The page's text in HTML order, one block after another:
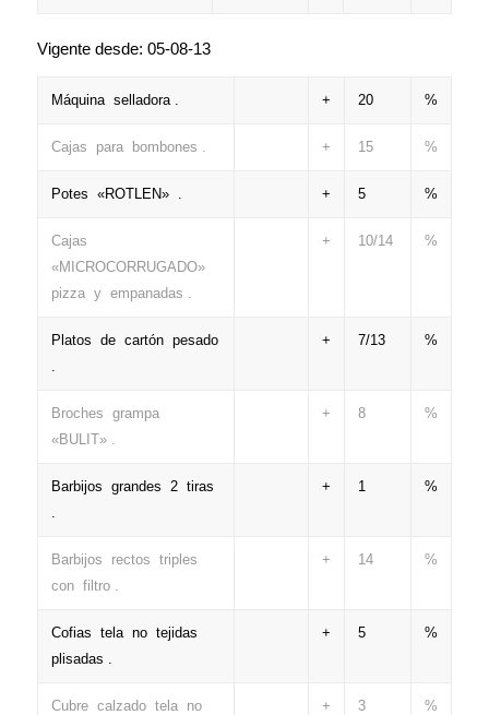
Vigente desde: 05-08-13
Máquina selladora . + 20 %
Cajas para bombones . + 15 %
Potes «ROTLEN» . + 5 %
Cajas
«MICROCORRUGADO»
pizza y empanadas .
+ 10/14 %
Platos de cartón pesado
.
+ 7/13 %
Broches grampa
«BULIT» .
+ 8 %
Barbijos grandes 2 tiras
.
+ 1 %
Barbijos rectos triples
con filtro .
+ 14 %
Cofias tela no tejidas
plisadas .
+ 5 %
Cubre calzado tela no
+ 3 %